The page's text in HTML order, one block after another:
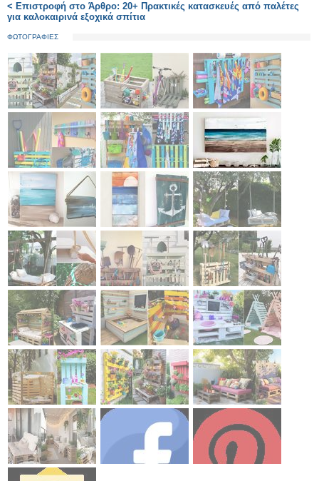
< Επιστροφή στο Άρθρο: 20+ Πρακτικές κατασκευές από παλέτες
για καλοκαιρινά εξοχικά σπίτια
ΦΩΤΟΓΡΑΦΙΕΣ